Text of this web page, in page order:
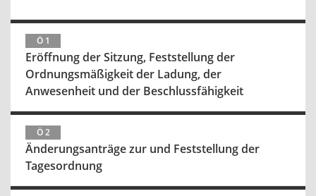
Ö 1
Eröffnung der Sitzung, Feststellung der
Ordnungsmäßigkeit der Ladung, der
Anwesenheit und der Beschlussfähigkeit
Ö 2
Änderungsanträge zur und Feststellung der
Tagesordnung